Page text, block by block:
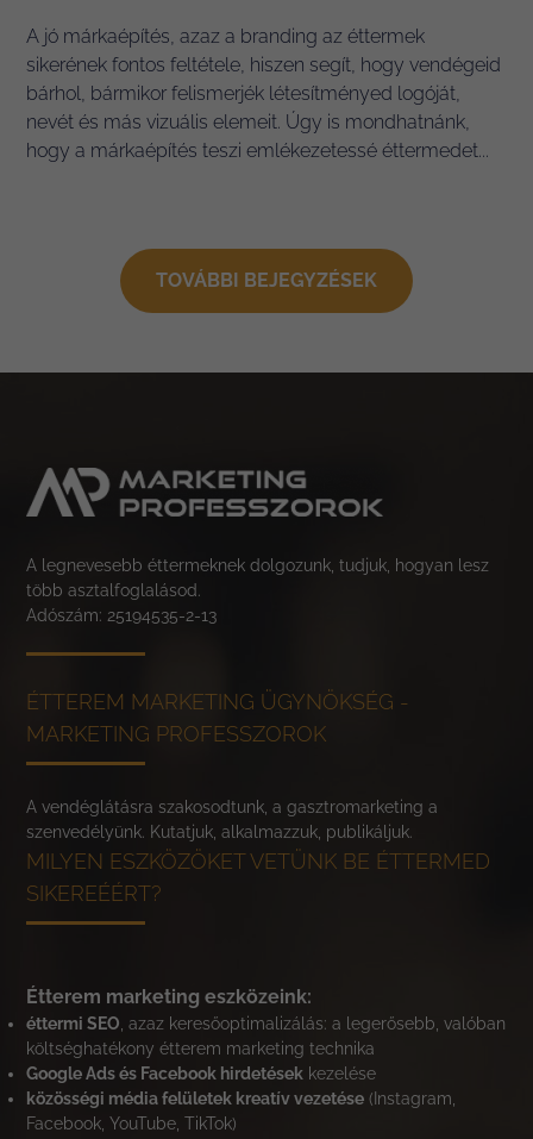
A jó márkaépítés, azaz a branding az éttermek
sikerének fontos feltétele, hiszen segít, hogy vendégeid
bárhol, bármikor felismerjék létesítményed logóját,
nevét és más vizuális elemeit. Úgy is mondhatnánk,
hogy a márkaépítés teszi emlékezetessé éttermedet...
TOVÁBBI BEJEGYZÉSEK
A legnevesebb éttermeknek dolgozunk, tudjuk, hogyan lesz
több asztalfoglalásod.
Adószám: 25194535-2-13
ÉTTEREM MARKETING ÜGYNÖKSÉG -
MARKETING PROFESSZOROK
A vendéglátásra szakosodtunk, a gasztromarketing a
szenvedélyünk. Kutatjuk, alkalmazzuk, publikáljuk.
MILYEN ESZKÖZÖKET VETÜNK BE ÉTTERMED
SIKEREÉÉRT?
Étterem marketing eszközeink:
éttermi SEO, azaz keresőoptimalizálás: a legerősebb, valóban
költséghatékony étterem marketing technika
Google Ads és Facebook hirdetések kezelése
közösségi média felületek kreatív vezetése (Instagram,
Facebook, YouTube, TikTok)